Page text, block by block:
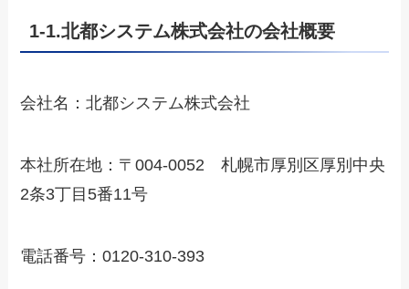
1-1.北都システム株式会社の会社概要
会社名：北都システム株式会社
本社所在地：〒004-0052 札幌市厚別区厚別中央
2条3丁目5番11号
電話番号：0120-310-393